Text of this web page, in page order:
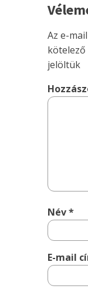
Az e-
jelöltük
Név*
E-mail